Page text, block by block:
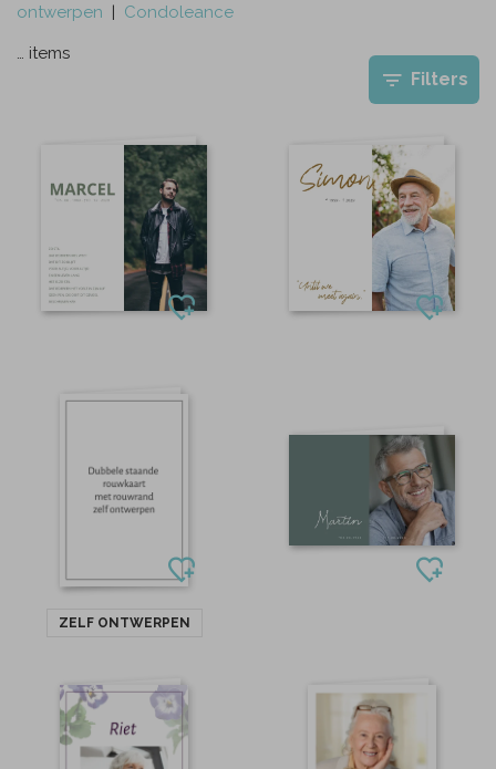
ontwerpen | Condoleance
… items
Filters
ZELF ONTWERPEN